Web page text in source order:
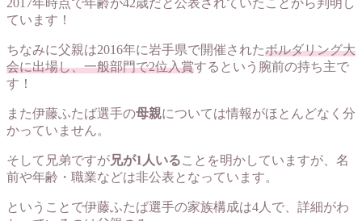
ています！
ちなみに父親は2016年に岩手県で開催されたボルダリング大
会に出場し、一般部門で2位入賞するという腕前の持ち主で
す！
また伊藤ふたば選手の母親については情報がほとんどなく分
かっていません。
そして兄弟ですが兄が1人いることを明かしていますが、名
前や年齢・職業などは非公表となっています。
ということで伊藤ふたば選手の家族構成は4人で、詳細がわ